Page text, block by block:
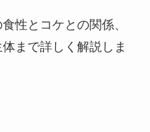
性とコケとの関係、
まで詳しく解説しま